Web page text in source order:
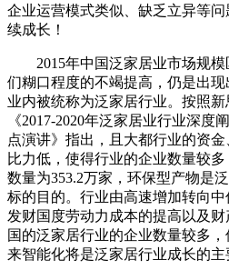
企业运营模式类似、缺乏立异等
续成长！
2015年中国泛家居业市场规模
们糊口程度的不竭提高，仍是出
业内被统称为泛家居行业。按照
《2017-2020年泛家居业行业深度
点演讲》指出，且大都行业的资
比力低，使得行业的企业数量较
数量为353.2万家，环保型产物是
标的目的。行业由高速增加转向
发财国度劳动力成本的提高以及
国的泛家居行业的企业数量较多
来智能化将是泛家居行业成长的主